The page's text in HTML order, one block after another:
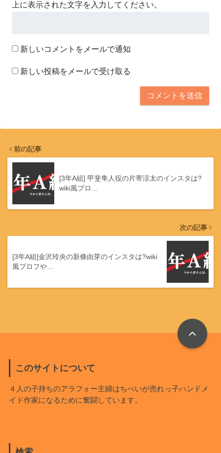
上に表示された文字を入力してください。
新しいコメントをメールで通知
新しい投稿をメールで受け取る
前の記事
[3年A組] 甲斐隼人役の片寄涼太のインスタは?
wiki風プロ…
次の記事
[3年A組]金沢玲央の新條由芽のインスタは?wiki
風プロフや…
このサイトについて
４人の子持ちのアラフォー主婦はちべいが売れっ子ハンドメ
イド作家になるために奮闘しています。